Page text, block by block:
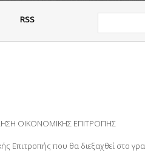
RSS
ΟΙΚΟΝΟΜΙΚΗΣ ΕΠΙΤΡΟΠΗΣ
Επιτροπής που θα διεξαχθεί στο